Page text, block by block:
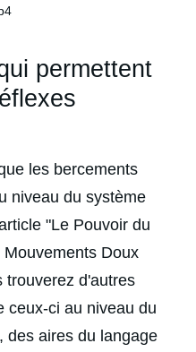
permettent
les bercements
niveau du système
"Le Pouvoir du
Doux
trouverez d'autres
ceux-ci au niveau du
des aires du langage